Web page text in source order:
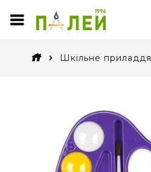
Шкільне приладдя